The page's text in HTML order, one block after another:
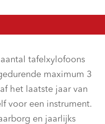
tafelxylofoons
maximum 3
het laatste jaar van
voor een instrument.
en jaarlijks